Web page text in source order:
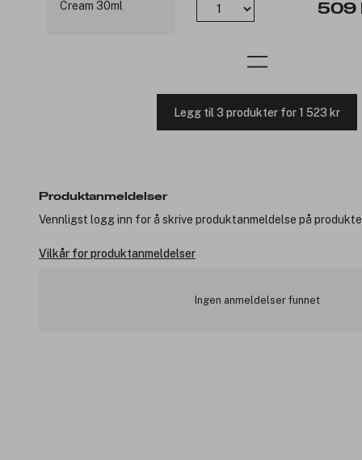
509
Legg til 3 produkter for 1 523 kr
Produktanmeldelser
Vennligst logg inn for å skrive produktanmeldelse på
Vilkår for produktanmeldelser
Ingen anmeldelser funnet